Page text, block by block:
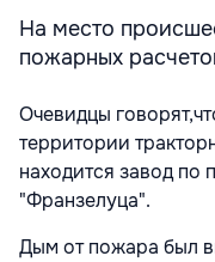
На место
пожарных
Очевидцы
территории
находится завод по
"Франзелуца".
Дым от пожара был